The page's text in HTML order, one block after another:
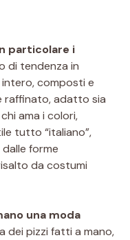
particolare i
di tendenza in
composti e
raffinato, adatto sia
ama i colori,
tutto “italiano”,
forme
da costumi
una moda
dei pizzi fatti a mano,